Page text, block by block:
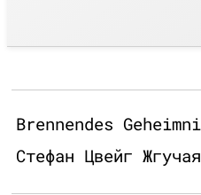
Brennendes
Стефан Цвейг